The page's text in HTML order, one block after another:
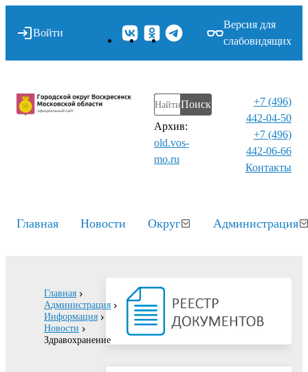
Войти
Версия для
слабовидящих
Поиск
Архив:
old.vos-
mo.ru
+7 (496)
442-04-50
+7 (496)
442-06-66
Контакты⁠
Главная Новости Округ Администрация
Главная
Администрация
Информация
Новости
Здравохранение